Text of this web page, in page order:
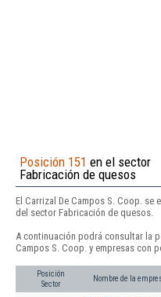
Posición 151 en el sector
Fabricación de quesos
El Carrizal De Campos S. Coop. se
del sector Fabricación de quesos.
A continuación podrá consultar la
Campos S. Coop. y empresas con
Posición
Sector
Nombre de la